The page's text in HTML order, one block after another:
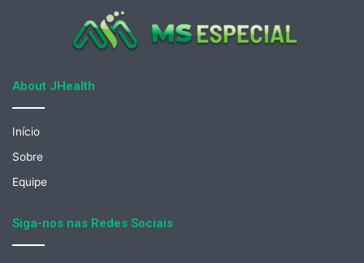
About JHealth
Início
Sobre
Equipe
Siga-nos nas Redes Sociais